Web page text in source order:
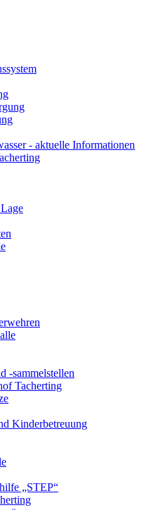
- aktuelle Informationen
-sammelstellen
Tacherting
Kinderbetreuung
„STEP“